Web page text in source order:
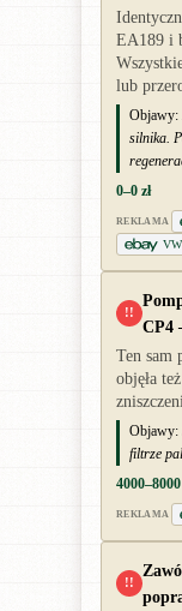
EA189 i
lub
Objawy:
silnika.
0–0 zł
REKLAMA
VW
!!
CP4
Ten
objęła
Objawy:
filtrze
4000–8000
REKLAMA
!!